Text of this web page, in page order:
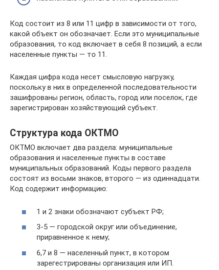
Код состоит из 8 или 11 цифр в зависимости от того,
какой объект он обозначает. Если это муниципальные
образования, то код включает в себя 8 позиций, а если
населенные пункты — то 11.
Каждая цифра кода несет смысловую нагрузку,
поскольку в них в определенной последовательности
зашифрованы регион, область, город или поселок, где
зарегистрирован хозяйствующий субъект.
Структура кода ОКТМО
ОКТМО включает два раздела: муниципальные
образования и населенные пункты в составе
муниципальных образований. Коды первого раздела
состоят из восьми знаков, второго — из одиннадцати.
Код содержит информацию:
1 и 2 знаки обозначают субъект РФ;
3-5 — городской округ или объединение,
приравненное к нему;
6,7 и 8 — населенный пункт, в котором
зарегестрированы организация или ИП.